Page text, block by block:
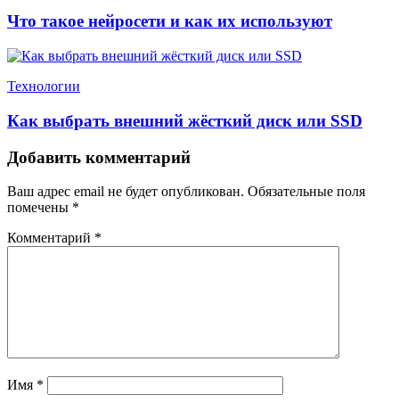
Что такое нейросети и как их используют
Технологии
Как выбрать внешний жёсткий диск или SSD
Добавить комментарий
Ваш адрес email не будет опубликован. Обязательные поля
помечены *
Комментарий *
Имя *